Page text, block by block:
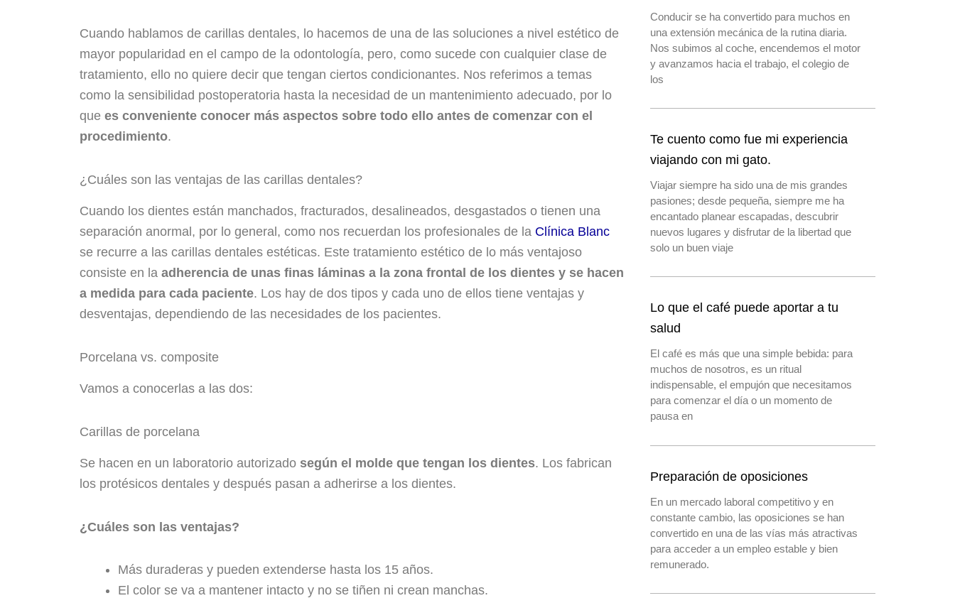
Cuando hablamos de carillas dentales, lo hacemos de una de las soluciones a nivel estético de
mayor popularidad en el campo de la odontología, pero, como sucede con cualquier clase de
tratamiento, ello no quiere decir que tengan ciertos condicionantes. Nos referimos a temas
como la sensibilidad postoperatoria hasta la necesidad de un mantenimiento adecuado, por lo
que es conveniente conocer más aspectos sobre todo ello antes de comenzar con el
procedimiento.
¿Cuáles son las ventajas de las carillas dentales?
Cuando los dientes están manchados, fracturados, desalineados, desgastados o tienen una
separación anormal, por lo general, como nos recuerdan los profesionales de la Clínica Blanc
se recurre a las carillas dentales estéticas. Este tratamiento estético de lo más ventajoso
consiste en la adherencia de unas finas láminas a la zona frontal de los dientes y se hacen
a medida para cada paciente. Los hay de dos tipos y cada uno de ellos tiene ventajas y
desventajas, dependiendo de las necesidades de los pacientes.
Porcelana vs. composite
Vamos a conocerlas a las dos:
Carillas de porcelana
Se hacen en un laboratorio autorizado según el molde que tengan los dientes. Los fabrican
los protésicos dentales y después pasan a adherirse a los dientes.
¿Cuáles son las ventajas?
Más duraderas y pueden extenderse hasta los 15 años.
El color se va a mantener intacto y no se tiñen ni crean manchas.
Conducir se ha convertido para muchos en
una extensión mecánica de la rutina diaria.
Nos subimos al coche, encendemos el motor
y avanzamos hacia el trabajo, el colegio de
los
Te cuento como fue mi experiencia
viajando con mi gato.
Viajar siempre ha sido una de mis grandes
pasiones; desde pequeña, siempre me ha
encantado planear escapadas, descubrir
nuevos lugares y disfrutar de la libertad que
solo un buen viaje
Lo que el café puede aportar a tu
salud
El café es más que una simple bebida: para
muchos de nosotros, es un ritual
indispensable, el empujón que necesitamos
para comenzar el día o un momento de
pausa en
Preparación de oposiciones
En un mercado laboral competitivo y en
constante cambio, las oposiciones se han
convertido en una de las vías más atractivas
para acceder a un empleo estable y bien
remunerado.